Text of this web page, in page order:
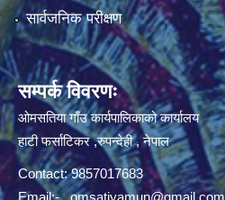
सार्वजनिक परीक्षण
सम्पर्क विवरणः
ओमसतिया गाँउ कार्यपालिकाको कार्यालय
हाटी फर्साटिकर ,रुपन्देही , नेपाल
Contact: 9857017683
Email:-omsatiyamun@gmail.com